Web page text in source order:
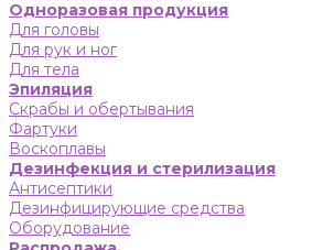
Одноразовая продукция
Для головы
Для рук и ног
Для тела
Эпиляция
Скрабы и обертывания
Фартуки
Воскоплавы
Дезинфекция и стерилизация
Антисептики
Дезинфицирующие средства
Оборудование